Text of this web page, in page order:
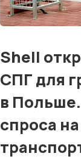
Shell
СПГ для
в
спроса